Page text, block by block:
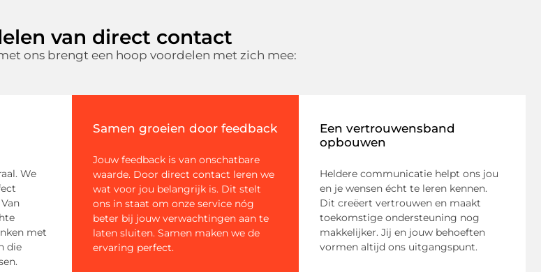
van direct contact
ons brengt een hoop voordelen met zich mee:
We
met
die
Samen groeien door feedback
Jouw feedback is van onschatbare
waarde. Door direct contact leren we
wat voor jou belangrijk is. Dit stelt
ons in staat om onze service nóg
beter bij jouw verwachtingen aan te
laten sluiten. Samen maken we de
ervaring perfect.
Een vertrouwensband
opbouwen
Heldere communicatie helpt ons jou
en je wensen écht te leren kennen.
Dit creëert vertrouwen en maakt
toekomstige ondersteuning nog
makkelijker. Jij en jouw behoeften
vormen altijd ons uitgangspunt.